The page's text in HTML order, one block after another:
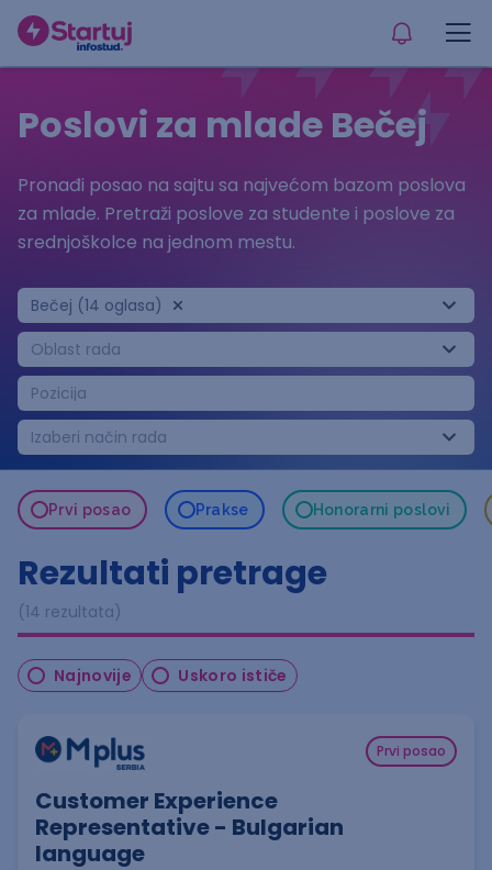
Poslovi za mlade Bečej
Pronađi posao na sajtu sa najvećom bazom poslova
za mlade. Pretraži poslove za studente i poslove za
srednjoškolce na jednom mestu.
Bečej (14 oglasa)
Oblast rada
Pozicija
Izaberi način rada
Prvi posao Prakse Honorarni poslovi
Rezultati pretrage
(14 rezultata)
Najnovije Uskoro ističe
Prvi posao
Customer Experience
Representative - Bulgarian
language